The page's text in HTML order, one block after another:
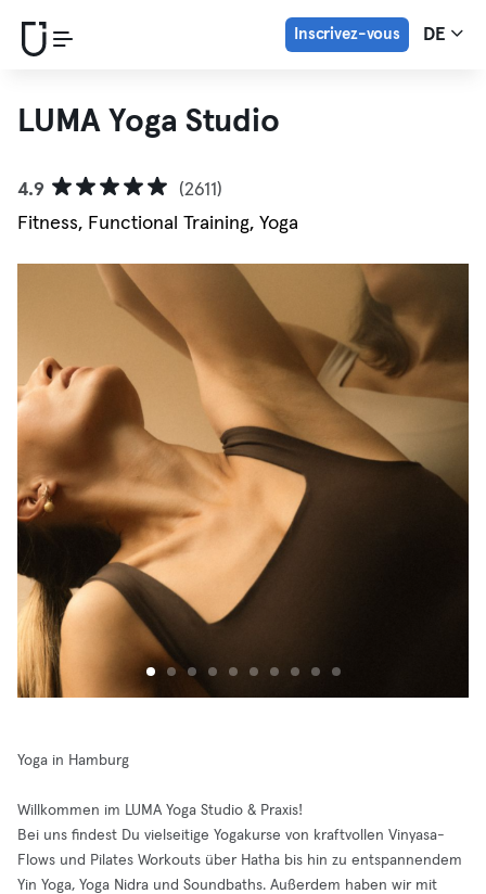
Inscrivez-vous DE
LUMA Yoga Studio
4.9
(2611)
Fitness, Functional Training, Yoga
Yoga in Hamburg
Willkommen im LUMA Yoga Studio & Praxis!
Bei uns findest Du vielseitige Yogakurse von kraftvollen Vinyasa-
Flows und Pilates Workouts über Hatha bis hin zu entspannendem
Yin Yoga, Yoga Nidra und Soundbaths. Außerdem haben wir mit